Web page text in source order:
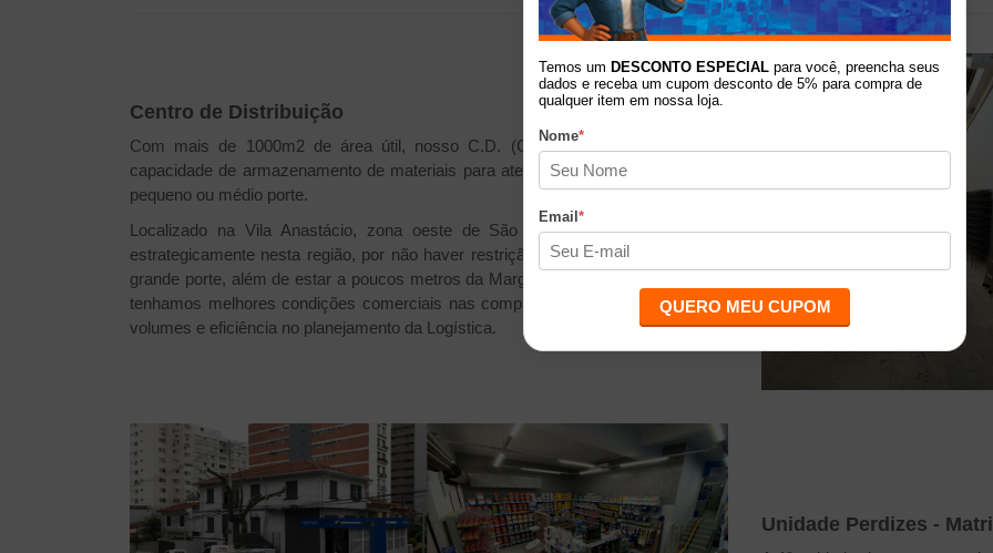
Centro de Distribuição
Com mais de 1000m2 de área útil, nosso C.D. (Centro de Distribuição) tem
capacidade de armazenamento de materiais para atendimento de até 06 lojas de
pequeno ou médio porte.
Localizado na Vila Anastácio, zona oeste de São Paulo, o C.D. foi alocado
estrategicamente nesta região, por não haver restrição de tráfego de veículos de
grande porte, além de estar a poucos metros da Marginal Tietê. Isso faz com que
tenhamos melhores condições comerciais nas compras de produtos de grandes
volumes e eficiência no planejamento da Logística.
Unidade Perdizes -
Temos um DESCONTO ESPECIAL para você, preencha seus
dados e receba um cupom desconto de 5% para compra de
qualquer item em nossa loja.
Nome*
Email *
QUERO MEU CUPOM